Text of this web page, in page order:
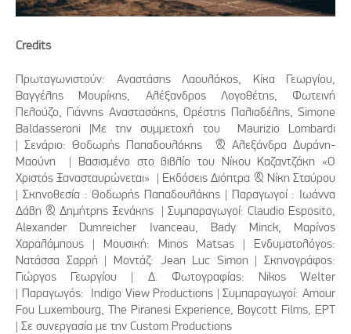
Credits
Πρωταγωνιστούν: Αναστάσης Λαουλάκος, Κίκα Γεωργίου,
Βαγγέλης Μουρίκης, Αλέξανδρος Λογοθέτης, Φωτεινή
Πελούζο, Γιάννης Αναστασάκης, Ορέστης Παλιαδέλης, Simone
Baldasseroni |Με την συμμετοχή του Maurizio Lombardi
| Σενάριο: Θοδωρής Παπαδουλάκης & Αλεξάνδρα Δυράνη-
Μαούνη | Βασισμένο στο βιβλίο του Νίκου Καζαντζάκη «Ο
Χριστός Ξανασταυρώνεται» | Εκδόσεις Διόπτρα & Νίκη Σταύρου
| Σκηνοθεσία : Θοδωρής Παπαδουλάκης | Παραγωγοί : Ιωάννα
Δάβη & Δημήτρης Ξενάκης | Συμπαραγωγοί: Claudio Esposito,
Alexander Dumreicher Ivanceau, Bady Minck, Μαρίνος
Χαραλάμπους | Μουσική: Minos Matsas | Ενδυματολόγος:
Νατάσσα Σαρρή | Μοντάζ: Jean Luc Simon | Σκηνογράφος:
Γιώργος Γεωργίου | Δ. Φωτογραφίας: Nikos Welter
| Παραγωγός: Indigo View Productions | Συμπαραγωγοί: Amour
Fou Luxembourg, The Piranesi Experience, Boycott Films, ΕΡΤ
| Σε συνεργασία με την Custom Productions